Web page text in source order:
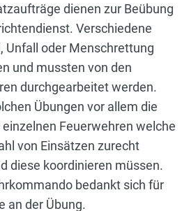
dienen zur Beübung
Verschiedene
Unfall oder Menschrettung
und mussten von den
durchgearbeitet werden.
Übungen vor allem die
Feuerwehren welche
von Einsätzen zurecht
diese koordinieren müssen.
bedankt sich für
an der Übung.